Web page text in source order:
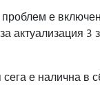
проблем е
актуализация 3
е налична в